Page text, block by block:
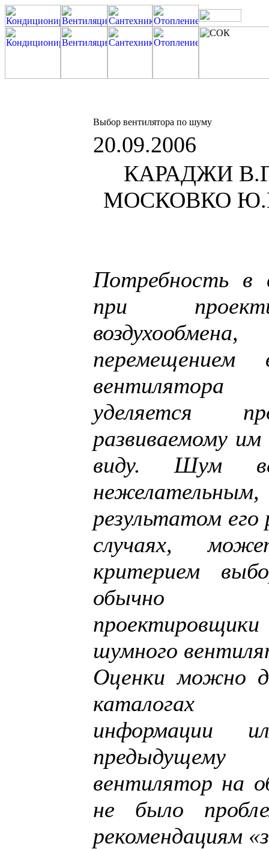
Выбор вентилятора по шуму
20.09.2006
КАРАДЖИ
МОСКОВКО
Потребность в
при
перемещением
вентилятора
уделяется
развиваемому
виду. Шум
результатом
случаях,
критерием
обычно
шумного
Оценки можно
каталогах
информации
вентилятор на
не было
рекомендациям